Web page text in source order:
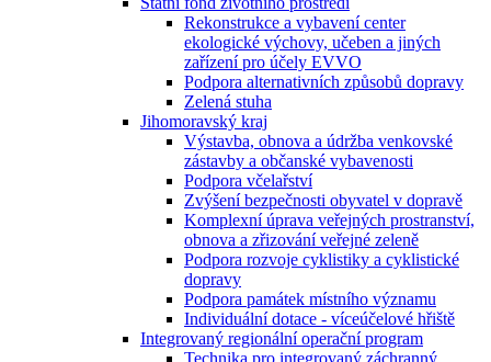
Rekonstrukce a vybavení center
ekologické výchovy, učeben a jiných
zařízení pro účely EVVO
Podpora alternativních způsobů dopravy
Zelená stuha
Jihomoravský kraj
Výstavba, obnova a údržba venkovské
zástavby a občanské vybavenosti
Podpora včelařství
Zvýšení bezpečnosti obyvatel v dopravě
Komplexní úprava veřejných prostranství,
obnova a zřizování veřejné zeleně
Podpora rozvoje cyklistiky a cyklistické
dopravy
Podpora památek místního významu
Individuální dotace - víceúčelové hřiště
Integrovaný regionální operační program
Technika pro integrovaný záchranný